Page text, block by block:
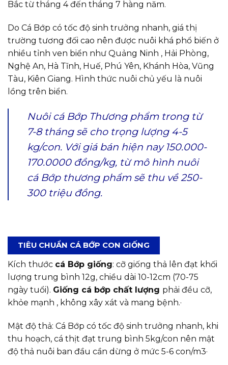
Bắc từ tháng 4 đến tháng 7 hàng năm.
Do Cá Bớp có tốc độ sinh trưởng nhanh, giá thị
trường tương đối cao nên được nuôi khá phổ biến ở
nhiều tỉnh ven biển như Quảng Ninh , Hải Phòng,
Nghệ An, Hà Tĩnh, Huế, Phú Yên, Khánh Hòa, Vũng
Tàu, Kiên Giang. Hình thức nuôi chủ yếu là nuôi
lồng trên biển.
Nuôi cá Bớp Thương phẩm trong từ
7-8 tháng sẽ cho trọng lượng 4-5
kg/con. Với giá bán hiện nay 150.000-
170.0000 đồng/kg, từ mô hình nuôi
cá Bớp thương phẩm sẽ thu về 250-
300 triệu đồng.
TIÊU CHUẨN CÁ BỚP CON GIỐNG
Kích thước cá Bớp giống: cỡ giống thả lên đạt khối
lượng trung bình 12g, chiều dài 10-12cm (70-75
ngày tuổi). Giống cá bớp chất lượng phải đều cỡ,
khỏe mạnh , không xây xát và mang bệnh.·
Mật độ thả: Cá Bớp có tốc độ sinh trưởng nhanh, khi
thu hoạch, cá thịt đạt trung bình 5kg/con nên mật
độ thả nuôi ban đầu cần dừng ở mức 5-6 con/m3·